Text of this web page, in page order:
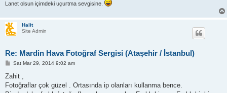
Lanet olsun içimdeki uçurtma sevgisine.
Halit
Site Admin
Re: Mardin Hava Fotoğraf Sergisi (Ataşehir / İstanbul)
P
s
Sat Mar 29, 2014 9:02 am
Zahit ,
Fotoğraflar çok güzel . Ortasında ip olanları kullanma bence.